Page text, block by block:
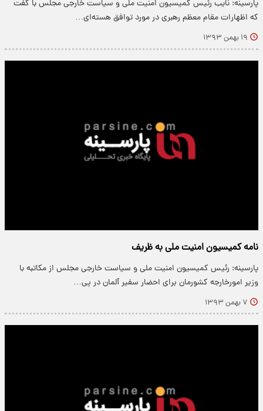
پارسینه: نایب رئیس کمیسیون امنیت ملی و سیاست خارجی مجلس با گفت
که اظهارات مقام معظم رهبری در مورد توافق هسته‌ای…
۱۹ بهمن ۱۳۹۳
نامه کمیسیون امنیت ملی به ظریف
پارسینه: رئیس کمیسیون امنیت ملی و سیاست خارجی مجلس از مکاتبه با
وزیر امورخارجه کشورمان برای احضار سفیر آلمان در پی…
۷ بهمن ۱۳۹۳